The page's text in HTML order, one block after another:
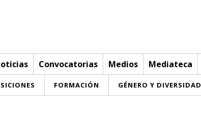
Convocatorias Medios Mediateca
FORMACIÓN GÉNERO Y DIVERSIDAD